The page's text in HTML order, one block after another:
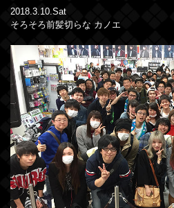
2018.3.10.Sat
そろそろ前髪切らな カノエ